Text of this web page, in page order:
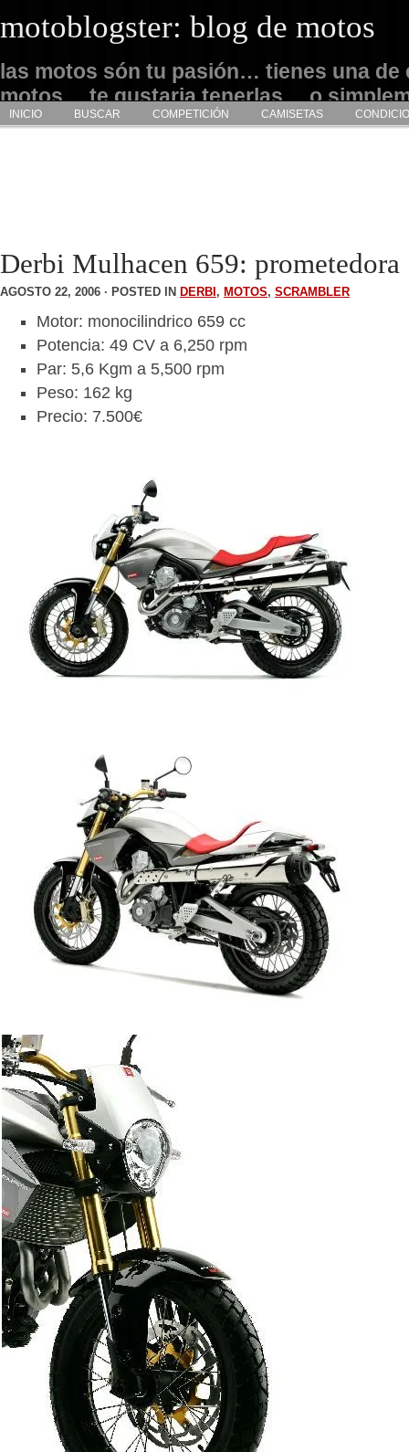
motoblogster: blog de motos
las motos són tu pasión… tienes una de
motos… te gustaria tenerlas… o
admirarlas… este es tu sitio
INICIO BUSCAR COMPETICIÓN CAMISETAS
Derbi Mulhacen 659: prometedora
AGOSTO 22, 2006 · POSTED IN DERBI , MOTOS, SCRAMBLER
Motor: monocilindrico 659 cc
Potencia: 49 CV a 6,250 rpm
Par: 5,6 Kgm a 5,500 rpm
Peso: 162 kg
Precio: 7.500€